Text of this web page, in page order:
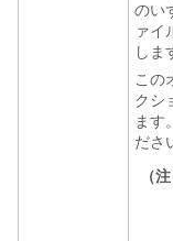
のい
ァイ
しま
この
クシ
ます。
ださ
（